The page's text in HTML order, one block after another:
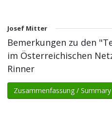
Josef Mitter
Bemerkungen zu den
im Österreichischen
Rinner
Zusammenfassung /